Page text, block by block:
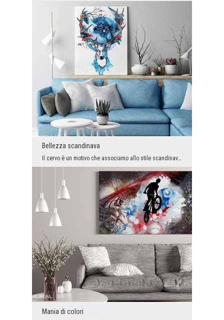
Bellezza scandinava
Il cervo è un motivo che associamo allo stile scandinavo ultimamente molto alla moda. Quando aggi...
Mania di colori